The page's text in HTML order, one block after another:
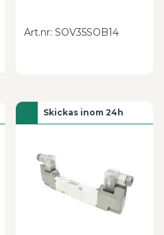
Art.nr: SOV35SOB14
Skickas inom 24h